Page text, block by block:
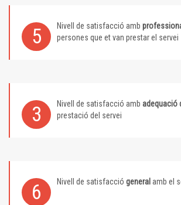
5 Nivell de satisfacció amb
persones que et van prestar el servei
3 Nivell de satisfacció amb adequació
prestació del servei
6 Nivell de satisfacció general amb el